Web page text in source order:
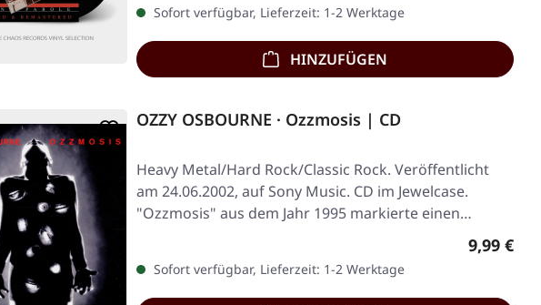
Sofort verfügbar, Lieferzeit: 1-2 Werktage
HINZUFÜGEN
OZZY OSBOURNE · Ozzmosis | CD
Heavy Metal/Hard Rock/Classic Rock. Veröffentlicht
am 24.06.2002, auf Sony Music. CD im Jewelcase.
"Ozzmosis" aus dem Jahr 1995 markierte einen…
9,99 €
Sofort verfügbar, Lieferzeit: 1-2 Werktage